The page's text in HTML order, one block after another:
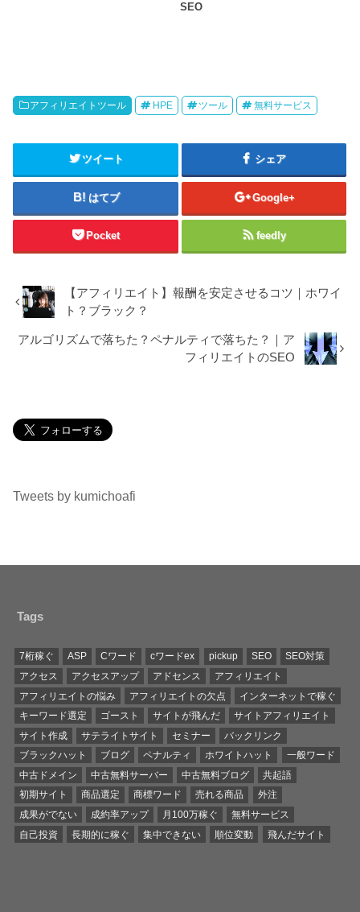
SEO
アフィリエイトツール HPE ツール 無料サービス
ツイート シェア
はてブ Google+
Pocket feedly
【アフィリエイト】報酬を安定させるコツ｜ホワイ
ト？ブラック？
アルゴリズムで落ちた？ペナルティで落ちた？｜ア
フィリエイトのSEO
Tweets by kumichoafi
Tags
7桁稼ぐ ASP Cワード cワードex pickup SEO
SEO対策
アクセス
アクセスアップ アドセンス
アフィリエイト
アフィリエイトの悩み
アフィリエイトの欠点
インターネットで稼ぐ
キーワード選定
ゴースト サイトが飛んだ
サイトアフィリエイト
サイト作成
サテライトサイト セミナー
バックリンク
ブラックハット
ブログ ペナルティ ホワイトハット
一般ワード
中古ドメイン
中古無料サーバー 中古無料ブログ
共起語
初期サイト
商品選定 商標ワード 売れる商品
外注
成果がでない
成約率アップ 月100万稼ぐ
無料サービス
自己投資
長期的に稼ぐ 集中できない 順位変動 飛んだサイト